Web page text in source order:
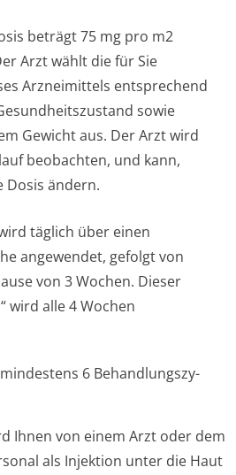
beträgt 75 mg pro m2
Arzt wählt die für Sie
Arzneimittels entsprechend
sowie
Gewicht aus. Der Arzt wird
beobachten, und kann,
Dosis ändern.
täglich über einen
angewendet, gefolgt von
von 3 Wochen. Dieser
wird alle 4 Wochen
6 Behandlungszy­
Ihnen von einem Arzt oder dem
als Injektion unter die Haut